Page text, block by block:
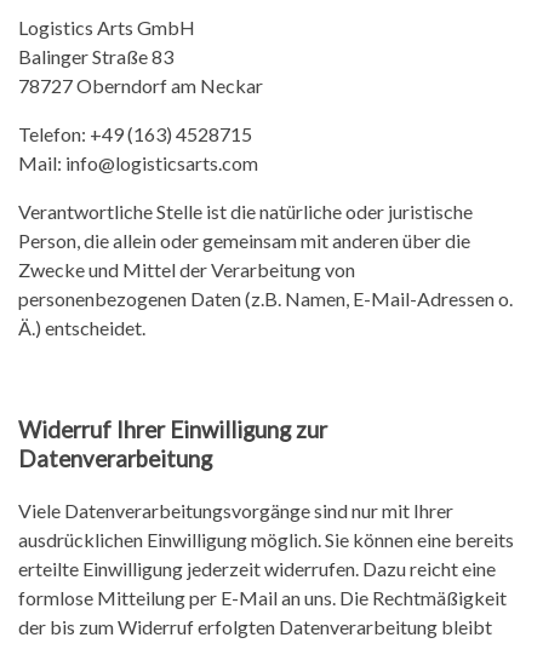
Logistics Arts GmbH
Balinger Straße 83
78727 Oberndorf am Neckar
Telefon: +49 (163) 4528715
Mail: info@logisticsarts.com
Verantwortliche Stelle ist die natürliche oder juristische
Person, die allein oder gemeinsam mit anderen über die
Zwecke und Mittel der Verarbeitung von
personenbezogenen Daten (z.B. Namen, E-Mail-Adressen o.
Ä.) entscheidet.
Widerruf Ihrer Einwilligung zur
Datenverarbeitung
Viele Datenverarbeitungsvorgänge sind nur mit Ihrer
ausdrücklichen Einwilligung möglich. Sie können eine bereits
erteilte Einwilligung jederzeit widerrufen. Dazu reicht eine
formlose Mitteilung per E-Mail an uns. Die Rechtmäßigkeit
der bis zum Widerruf erfolgten Datenverarbeitung bleibt